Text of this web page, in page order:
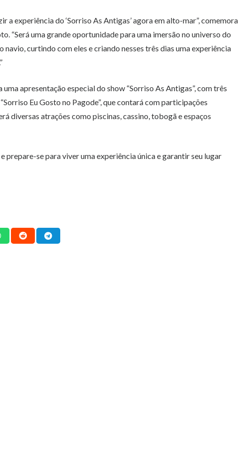
a experiência do ‘Sorriso As Antigas’ agora em alto-mar”, comemora
“Será uma grande oportunidade para uma imersão no universo do
navio, curtindo com eles e criando nesses três dias uma experiência
apresentação especial do show “Sorriso As Antigas”, com três
Eu Gosto no Pagode”, que contará com participações
diversas atrações como piscinas, cassino, tobogã e espaços
e prepare-se para viver uma experiência única e garantir seu lugar